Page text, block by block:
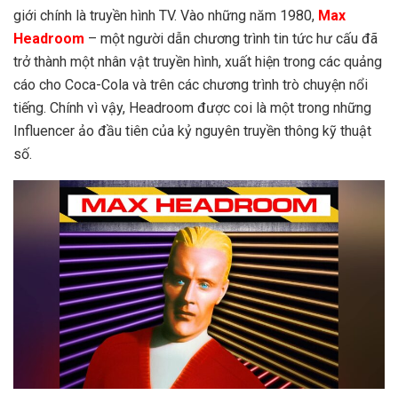
giới chính là truyền hình TV. Vào những năm 1980, Max
Headroom – một người dẫn chương trình tin tức hư cấu đã
trở thành một nhân vật truyền hình, xuất hiện trong các quảng
cáo cho Coca-Cola và trên các chương trình trò chuyện nổi
tiếng. Chính vì vậy, Headroom được coi là một trong những
Influencer ảo đầu tiên của kỷ nguyên truyền thông kỹ thuật
số.